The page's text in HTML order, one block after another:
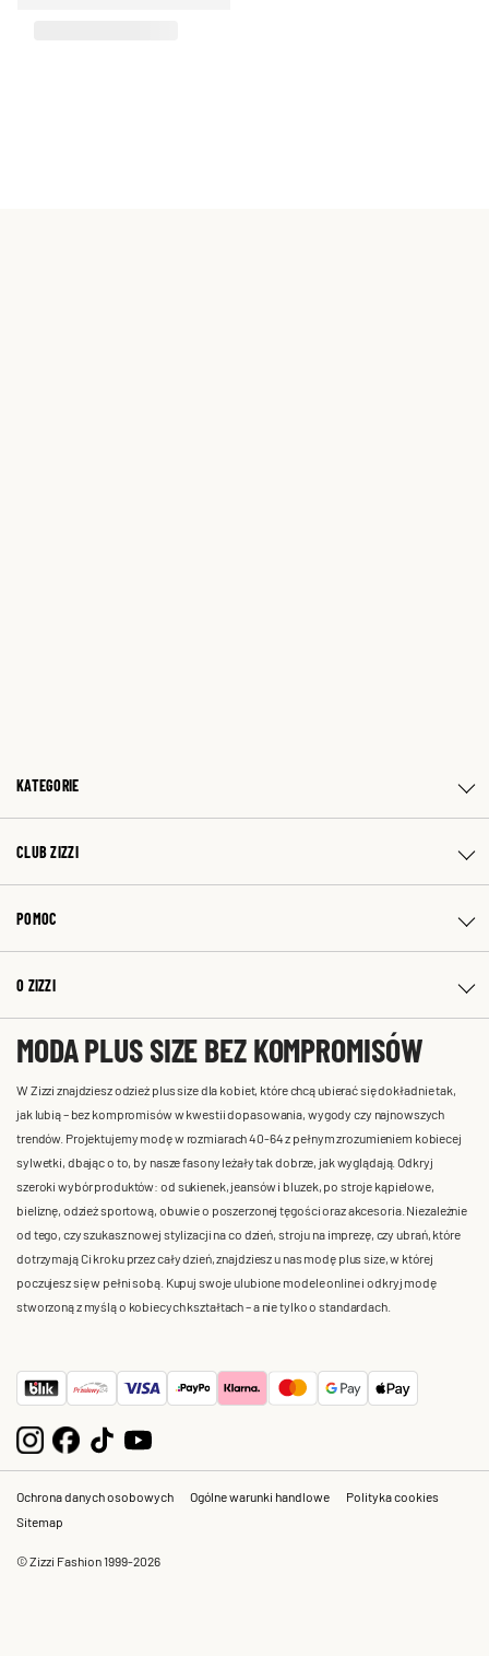
KATEGORIE
CLUB ZIZZI
POMOC
O ZIZZI
MODA PLUS SIZE BEZ KOMPROMISÓW
W Zizzi znajdziesz odzież plus size dla kobiet, które chcą ubierać się dokładnie tak,
jak lubią – bez kompromisów w kwestii dopasowania, wygody czy najnowszych
trendów. Projektujemy modę w rozmiarach 40-64 z pełnym zrozumieniem kobiecej
sylwetki, dbając o to, by nasze fasony leżały tak dobrze, jak wyglądają. Odkryj
szeroki wybór produktów: od sukienek, jeansów i bluzek, po stroje kąpielowe,
bieliznę, odzież sportową, obuwie o poszerzonej tęgości oraz akcesoria. Niezależnie
od tego, czy szukasz nowej stylizacji na co dzień, stroju na imprezę, czy ubrań, które
dotrzymają Ci kroku przez cały dzień, znajdziesz u nas modę plus size, w której
poczujesz się w pełni sobą. Kupuj swoje ulubione modele online i odkryj modę
stworzoną z myślą o kobiecych kształtach – a nie tylko o standardach.
Ochrona danych osobowych Ogólne warunki handlowe
Polityka cookies
Sitemap
© Zizzi Fashion 1999-2026